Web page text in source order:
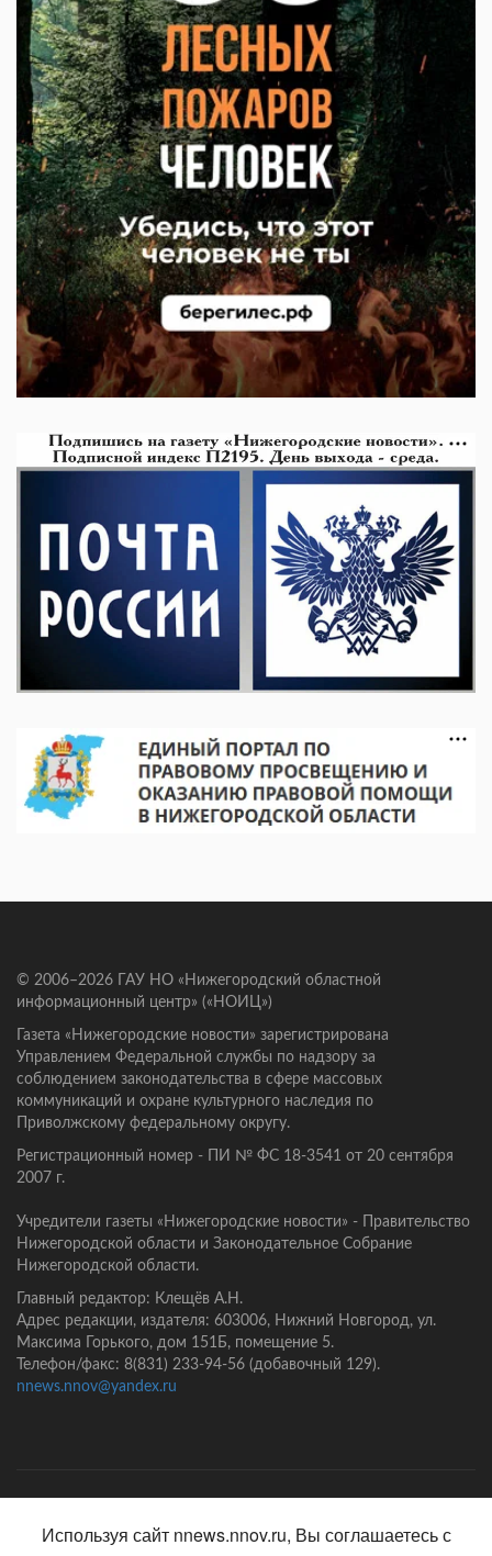
© 2006–2026 ГАУ НО «Нижегородский областной
информационный центр» («НОИЦ»)
Газета «Нижегородские новости» зарегистрирована
Управлением Федеральной службы по надзору за
соблюдением законодательства в сфере массовых
коммуникаций и охране культурного наследия по
Приволжскому федеральному округу.
Регистрационный номер - ПИ № ФС 18-3541 от 20 сентября
2007 г.
Учредители газеты «Нижегородские новости» - Правительство
Нижегородской области и Законодательное Собрание
Нижегородской области.
Главный редактор: Клещёв А.Н.
Адрес редакции, издателя: 603006, Нижний Новгород, ул.
Максима Горького, дом 151Б, помещение 5.
Телефон/факс: 8(831) 233-94-56 (добавочный 129).
nnews.nnov@yandex.ru
Используя сайт nnews.nnov.ru, Вы соглашаетесь с